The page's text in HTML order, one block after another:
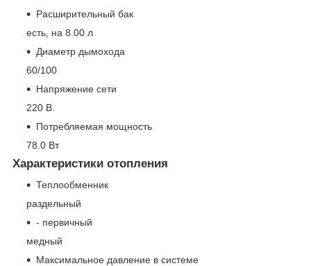
Расширительный бак
есть, на 8.00 л
Диаметр дымохода
60/100
Напряжение сети
220 В.
Потребляемая мощность
78.0 Вт
Характеристики отопления
Теплообменник
раздельный
- первичный
медный
Максимальное давление в системе